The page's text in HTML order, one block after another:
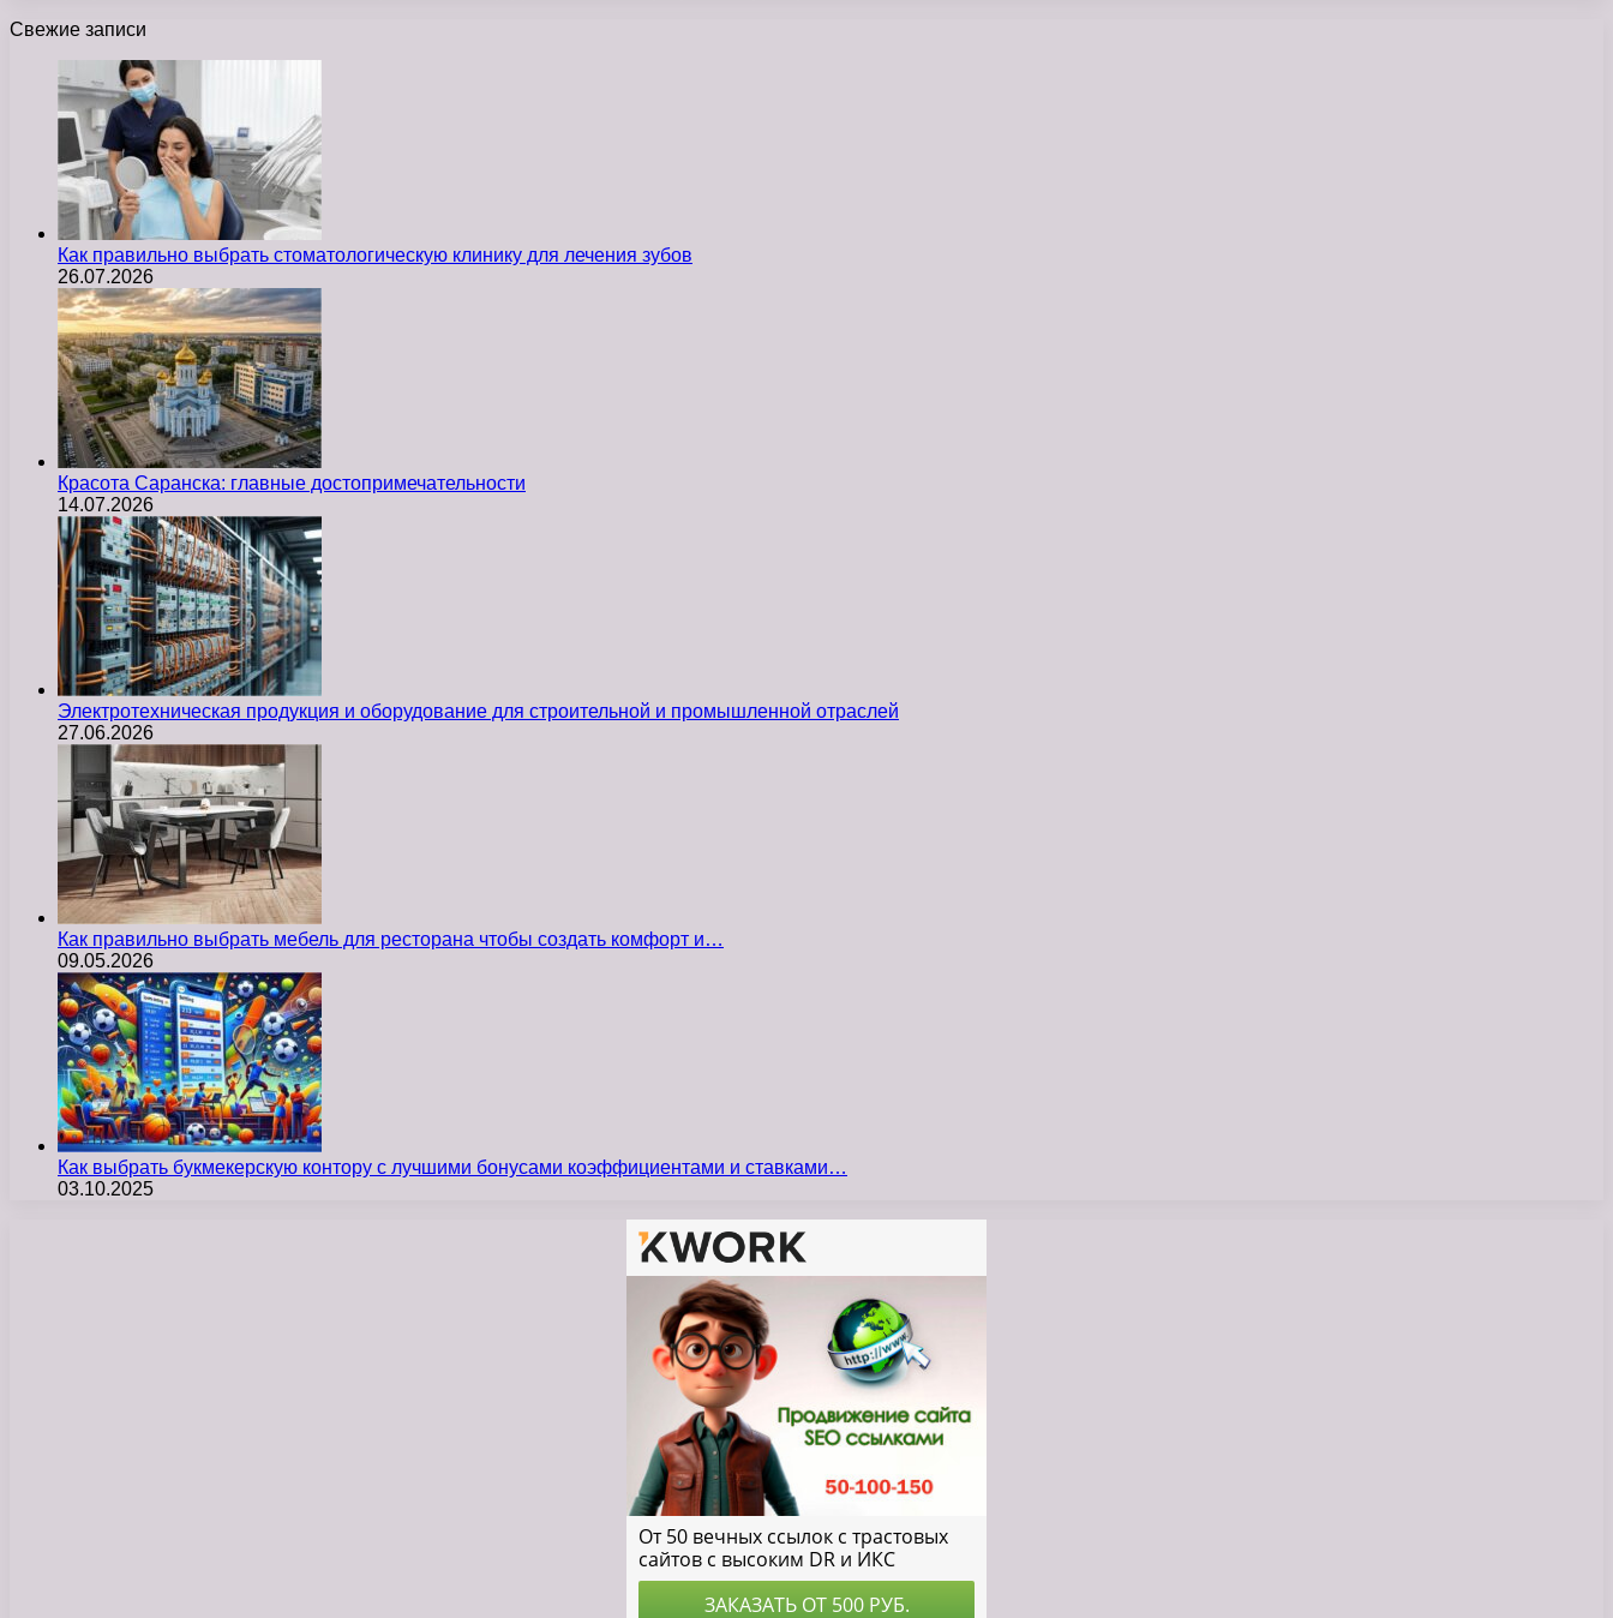
Свежие записи
Как правильно выбрать стоматологическую клинику для лечения зубов
26.07.2026
Красота Саранска: главные достопримечательности
14.07.2026
Электротехническая продукция и оборудование для строительной и промышленной отраслей
27.06.2026
Как правильно выбрать мебель для ресторана чтобы создать комфорт и…
09.05.2026
Как выбрать букмекерскую контору с лучшими бонусами коэффициентами и ставками…
03.10.2025